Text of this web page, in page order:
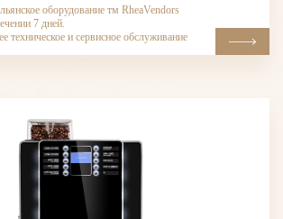
оборудование тм RheaVendors
7 дней.
и сервисное обслуживание